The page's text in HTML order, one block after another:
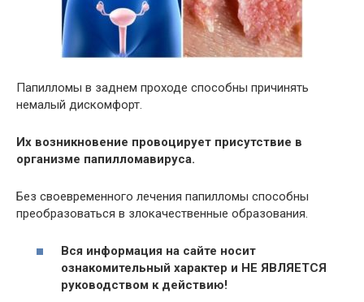
Папилломы в заднем проходе способны причинять
немалый дискомфорт.
Их возникновение провоцирует присутствие в
организме папилломавируса.
Без своевременного лечения папилломы способны
преобразоваться в злокачественные образования.
Вся информация на сайте носит
ознакомительный характер и НЕ ЯВЛЯЕТСЯ
руководством к действию!